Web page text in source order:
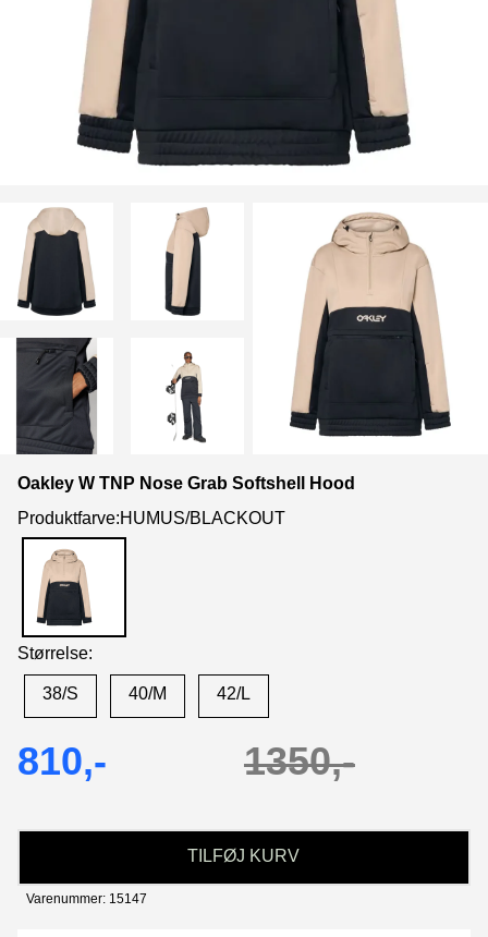
Oakley W TNP Nose Grab Softshell Hood
Produktfarve:HUMUS/BLACKOUT
Størrelse:
38/S 40/M 42/L
810,- 1350,-
TILFØJ KURV
Varenummer: 15147